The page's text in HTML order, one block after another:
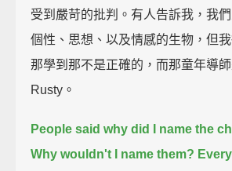
受到嚴苛的批判。有人告訴我，我
個性、思想、以及情感的生物，但
那學到那不是正確的，而那童年導師
Rusty。
People said why did I name the
Why wouldn't I name them?